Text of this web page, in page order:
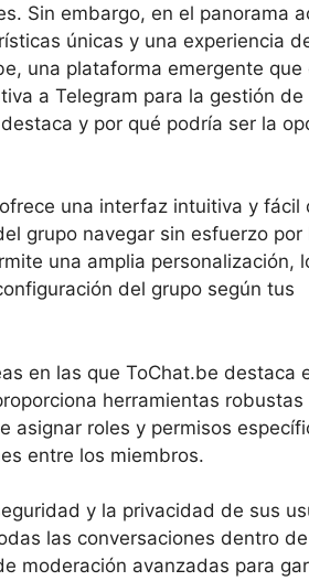
Sin embargo, en el panorama
únicas y una experiencia
una plataforma emergente que
a Telegram para la gestión de
y por qué podría ser la
una interfaz intuitiva y fácil
grupo navegar sin esfuerzo por
una amplia personalización,
del grupo según tus
en las que ToChat.be destaca
herramientas robustas
asignar roles y permisos
entre los miembros.
y la privacidad de sus
las conversaciones dentro
moderación avanzadas para